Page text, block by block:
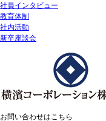
社員インタビュー
教育体制
社内活動
新卒座談会
お問い合わせはこちら